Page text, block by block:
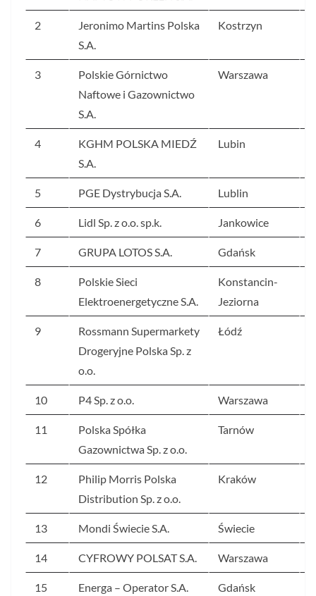
2
Jeronimo Martins Polska
S.A.
Kostrzyn
3
Polskie Górnictwo
Naftowe i Gazownictwo
S.A.
Warszawa
4
KGHM POLSKA MIEDŹ
S.A.
Lubin
5 PGE Dystrybucja S.A. Lublin
6 Lidl Sp. z o.o. sp.k. Jankowice
7 GRUPA LOTOS S.A. Gdańsk
8
Polskie Sieci
Elektroenergetyczne S.A.
Konstancin-
Jeziorna
9
Rossmann Supermarkety
Drogeryjne Polska Sp. z
o.o.
Łódź
10 P4 Sp. z o.o. Warszawa
11
Polska Spółka
Gazownictwa Sp. z o.o.
Tarnów
12
Philip Morris Polska
Distribution Sp. z o.o.
Kraków
13 Mondi Świecie S.A. Świecie
14 CYFROWY POLSAT S.A. Warszawa
15 Energa – Operator S.A. Gdańsk